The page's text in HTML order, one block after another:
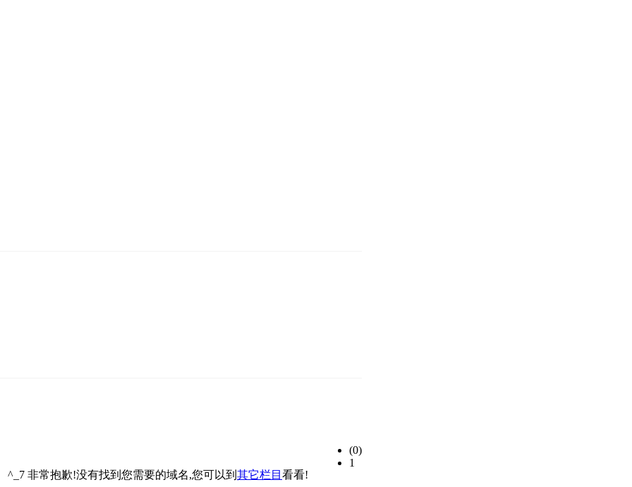
(0)
1
^_7 非常抱歉!没有找到您需要的域名,您可以到 其它栏目 看看!